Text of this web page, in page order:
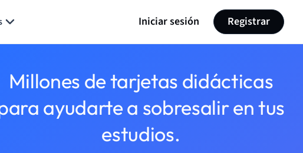
Iniciar sesión Registrar
Millones de tarjetas didácticas
ayudarte a sobresalir en tus
estudios.